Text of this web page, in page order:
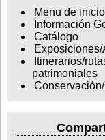
Menu de inicio
Información
Catálogo
Itinerarios/
patrimoniales